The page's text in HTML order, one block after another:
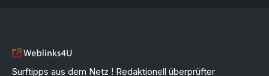
Surftipps aus dem Netz ! Redaktionell überprüfter